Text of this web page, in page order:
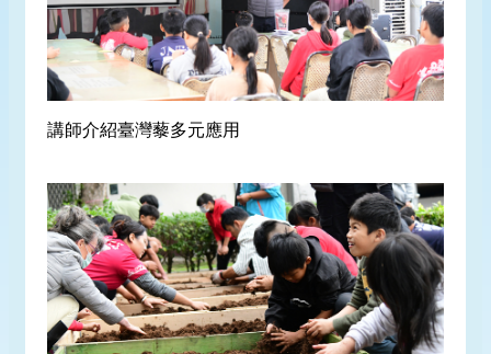
講師介紹臺灣藜多元應用